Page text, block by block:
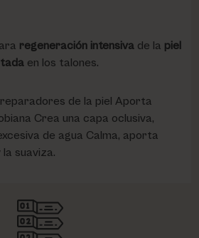
regeneración intensivade la piel
en los talones.
de la piel Aporta
Crea una capa oclusiva,
de agua Calma, aporta
suaviza.